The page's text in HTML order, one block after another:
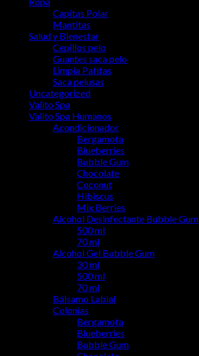
Capitas Polar
Mantitas
Salud y Bienestar
Cepillos pelo
Guantes saca pelo
Limpia Patitas
Saca pelusas
Uncategorized
Valito Spa
Valito Spa Humanos
Acondicionador
Bergamota
Blueberries
Bubble Gum
Chocolate
Coconut
Hibiscus
Mix Berries
Alcohol Desinfectante Bubble Gum
500 ml
70 ml
Alcohol Gel Bubble Gum
30 ml
500 ml
70 ml
Bálsamo Labial
Colonias
Bergamota
Blueberries
Bubble Gum